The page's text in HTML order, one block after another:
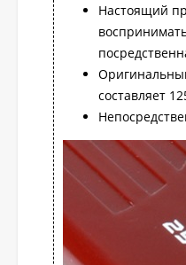
Настоящий
составляет